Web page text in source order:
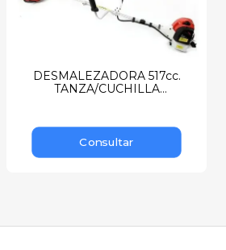
DESMALEZADORA 517cc.
TANZA/CUCHILLA
Consultar